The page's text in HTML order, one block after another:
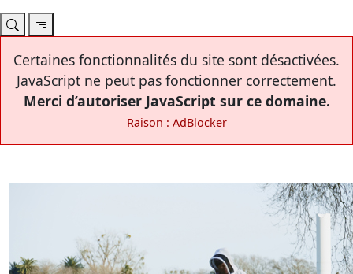
Certaines fonctionnalités du site sont désactivées.
JavaScript ne peut pas fonctionner correctement.
Merci d’autoriser JavaScript sur ce domaine.
Raison : AdBlocker